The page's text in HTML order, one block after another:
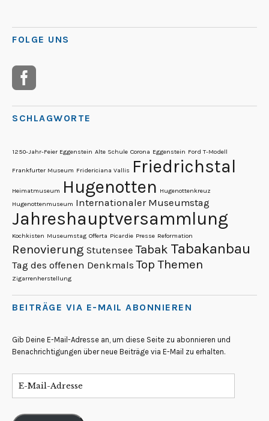
FOLGE UNS
SCHLAGWORTE
1250-Jahr-Feier Eggenstein Alte Schule Corona Eggenstein Ford T-Modell
Frankfurter Museum Fridericiana Vallis Friedrichstal
Heimatmuseum Hugenotten Hugenottenkreuz
Hugenottenmuseum Internationaler Museumstag
Jahreshauptversammlung
Kochkisten Museumstag Offerta Picardie Presse Reformation
Renovierung Stutensee Tabak Tabakanbau
Tag des offenen Denkmals Top Themen
Zigarrenherstellung
BEITRÄGE VIA E-MAIL ABONNIEREN
Gib Deine E-Mail-Adresse an, um diese Seite zu abonnieren und
Benachrichtigungen über neue Beiträge via E-Mail zu erhalten.